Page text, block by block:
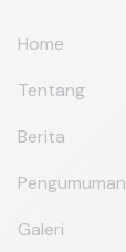
Home
Tentang
Berita
Pengumuman
Galeri